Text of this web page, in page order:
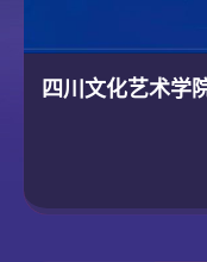
四川文化艺术学